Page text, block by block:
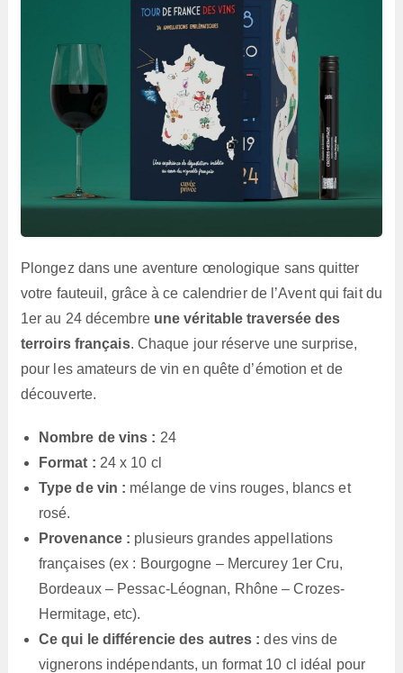
Plongez dans une aventure œnologique sans quitter
votre fauteuil, grâce à ce calendrier de l’Avent qui fait du
1er au 24 décembre une véritable traversée des
terroirs français. Chaque jour réserve une surprise,
pour les amateurs de vin en quête d’émotion et de
découverte.
Nombre de vins : 24
Format : 24 x 10 cl
Type de vin : mélange de vins rouges, blancs et
rosé.
Provenance : plusieurs grandes appellations
françaises (ex : Bourgogne – Mercurey 1er Cru,
Bordeaux – Pessac-Léognan, Rhône – Crozes-
Hermitage, etc).
Ce qui le différencie des autres : des vins de
vignerons indépendants, un format 10 cl idéal pour